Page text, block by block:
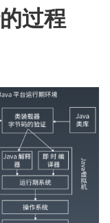
过程